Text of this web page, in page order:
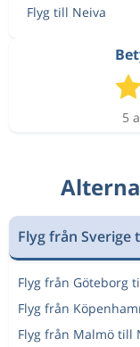
Flyg till Neiva
5
Flyg från Sverige
Flyg från Göteborg
Flyg från
Flyg från Malmö till